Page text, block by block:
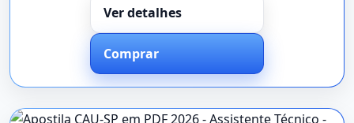
Ver detalhes
Comprar